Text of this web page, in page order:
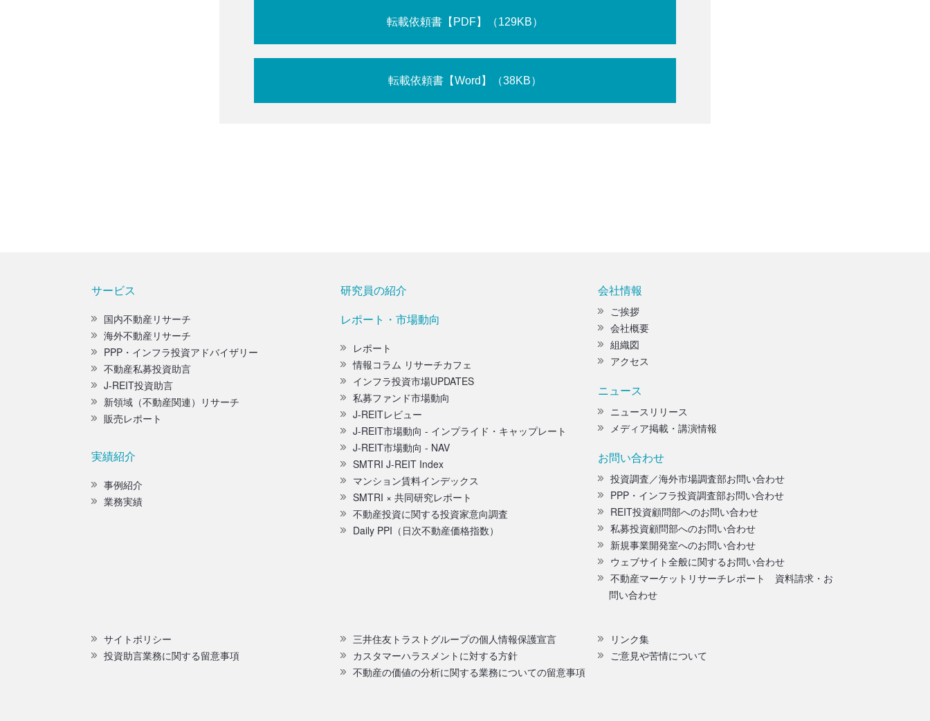
転載依頼書【PDF】（129KB）
転載依頼書【Word】（38KB）
サービス
国内不動産リサーチ
海外不動産リサーチ
PPP・インフラ投資アドバイザリー
不動産私募投資助言
J-REIT投資助言
新領域（不動産関連）リサーチ
販売レポート
実績紹介
事例紹介
業務実績
研究員の紹介
レポート・市場動向
レポート
情報コラム リサーチカフェ
インフラ投資市場UPDATES
私募ファンド市場動向
J-REITレビュー
J-REIT市場動向 - インプライド・キャップレート
J-REIT市場動向 - NAV
SMTRI J-REIT Index
マンション賃料インデックス
SMTRI × 共同研究レポート
不動産投資に関する投資家意向調査
Daily PPI（日次不動産価格指数）
会社情報
ご挨拶
会社概要
組織図
アクセス
ニュース
ニュースリリース
メディア掲載・講演情報
お問い合わせ
投資調査／海外市場調査部お問い合わせ
PPP・インフラ投資調査部お問い合わせ
REIT投資顧問部へのお問い合わせ
私募投資顧問部へのお問い合わせ
新規事業開発室へのお問い合わせ
ウェブサイト全般に関するお問い合わせ
不動産マーケットリサーチレポート 資料請求・お
問い合わせ
サイトポリシー
投資助言業務に関する留意事項
三井住友トラストグループの個人情報保護宣言
カスタマーハラスメントに対する方針
不動産の価値の分析に関する業務についての留意事項
リンク集
ご意見や苦情について